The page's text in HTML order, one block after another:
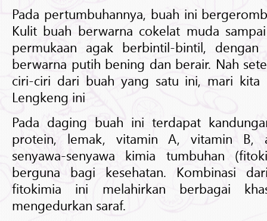
Pada pertumbuhannya, buah ini
Kulit buah berwarna cokelat muda
permukaan agak berbintil-bintil,
berwarna putih bening dan berair. Nah
ciri-ciri dari buah yang satu ini, mari kita
Lengkeng ini
Pada daging buah ini terdapat
protein, lemak, vitamin A, vitamin B,
senyawa-senyawa kimia tumbuhan
berguna bagi kesehatan. Kombinasi
fitokimia ini melahirkan berbagai
mengedurkan saraf.